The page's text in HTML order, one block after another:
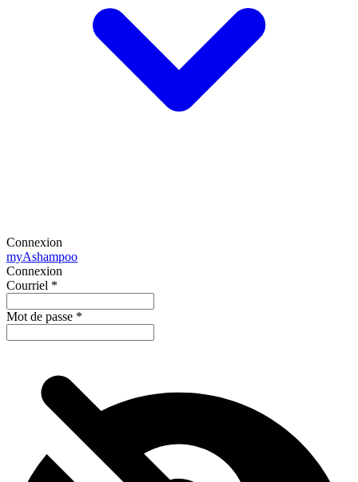
Connexion
myAshampoo
Connexion
Courriel *
Mot de passe *